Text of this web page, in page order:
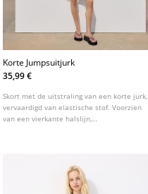
Korte Jumpsuitjurk
35,99 €
Skort met de uitstraling van een korte jurk,
vervaardigd van elastische stof. Voorzien
van een vierkante halslijn,